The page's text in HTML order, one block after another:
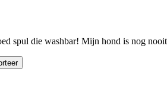
spul die washbar! Mijn hond is nog